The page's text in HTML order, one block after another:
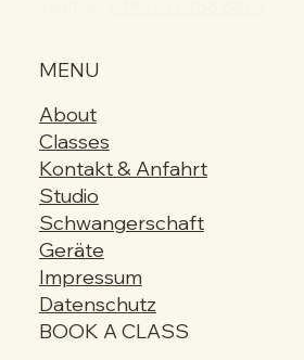
MENU
About
Classes
Kontakt & Anfahrt
Studio
Schwangerschaft
Geräte
Impressum
Datenschutz
BOOK A CLASS